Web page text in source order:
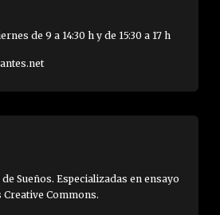
de 9 a 14:30 h y de 15:30 a 17 h
Sueños. Especializadas en ensayo
Commons.